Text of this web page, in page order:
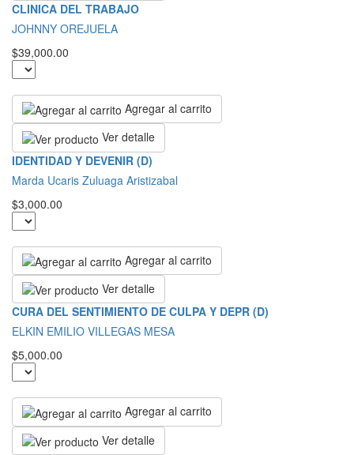
CLINICA DEL TRABAJO
JOHNNY OREJUELA
$39,000.00
Agregar al carrito
Ver detalle
IDENTIDAD Y DEVENIR (D)
Marda Ucaris Zuluaga Aristizabal
$3,000.00
Agregar al carrito
Ver detalle
CURA DEL SENTIMIENTO DE CULPA Y DEPR (D)
ELKIN EMILIO VILLEGAS MESA
$5,000.00
Agregar al carrito
Ver detalle